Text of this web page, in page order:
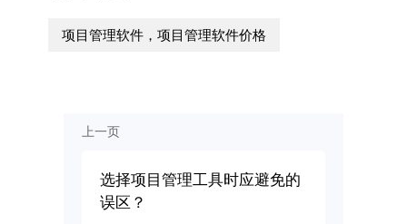
项目管理软件，项目管理软件价格
上一页
选择项目管理工具时应避免的
误区？